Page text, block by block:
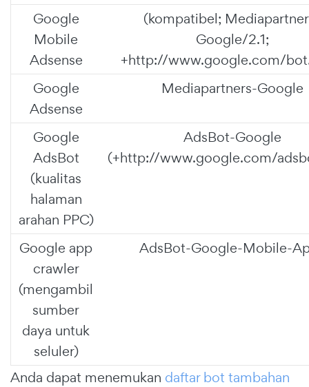
Google
Mobile
Adsense
(kompatibel;
Google/2.1;
+http://www.google.com/
Google
Adsense
Mediapartners-Google
Google
AdsBot
(kualitas
halaman
arahan PPC)
AdsBot-Google
(+http://www.google.com/
Google app
crawler
(mengambil
sumber
daya untuk
seluler)
AdsBot-Google-Mobile-
Anda dapat menemukan daftar bot tambahan